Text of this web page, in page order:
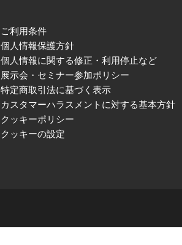
ご利用条件
個人情報保護方針
個人情報に関する修正・利用停止など
展示会・セミナー参加ポリシー
特定商取引法に基づく表示
カスタマーハラスメントに対する基本方針
クッキーポリシー
クッキーの設定